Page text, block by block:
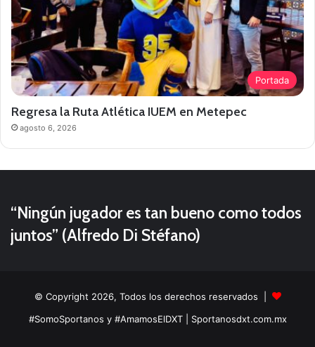
Portada
Regresa la Ruta Atlética IUEM en Metepec
agosto 6, 2026
“Ningún jugador es tan bueno como todos
juntos” (Alfredo Di Stéfano)
© Copyright 2026, Todos los derechos reservados |
#SomoSportanos y #AmamosElDXT| Sportanosdxt.com.mx